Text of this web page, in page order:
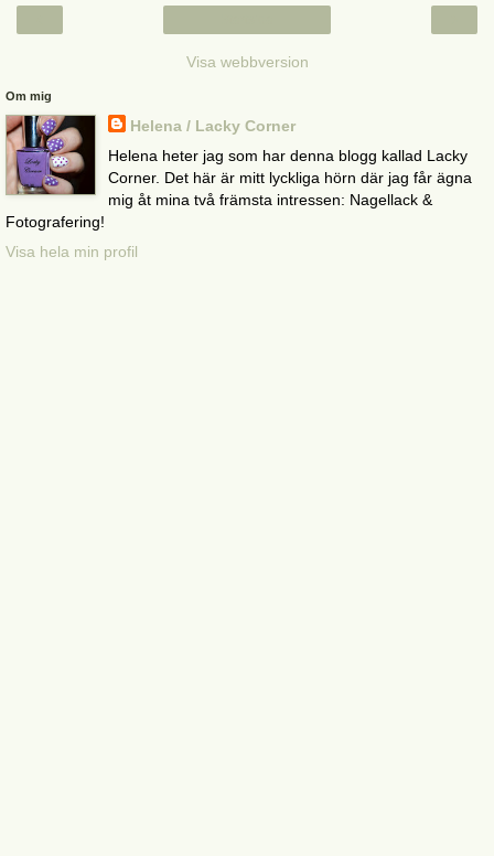
Visa webbversion
Om mig
Helena / Lacky Corner
Helena heter jag som har denna blogg kallad Lacky
Corner. Det här är mitt lyckliga hörn där jag får ägna
mig åt mina två främsta intressen: Nagellack &
Fotografering!
Visa hela min profil